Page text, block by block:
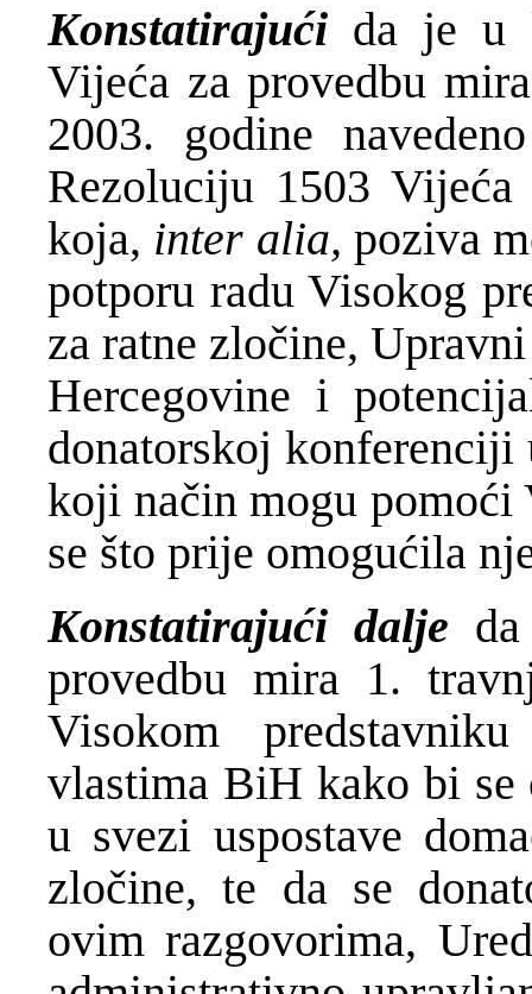
Konstatirajući da је u
Vijeća za provedbu
2003. godine
Rezoluciju 1503
koja, inter alia, poziva
potporu radu Visokog
za ratne zločine,
Hercegovine i
donatorskoj konferenciji
koji način mogu pomoći
se što prije omogućila
Konstatirajući dalje
provedbu mira 1.
Visokom
vlastima BiH kako bi se
u svezi uspostave
zločine, te da se
ovim razgovorima,